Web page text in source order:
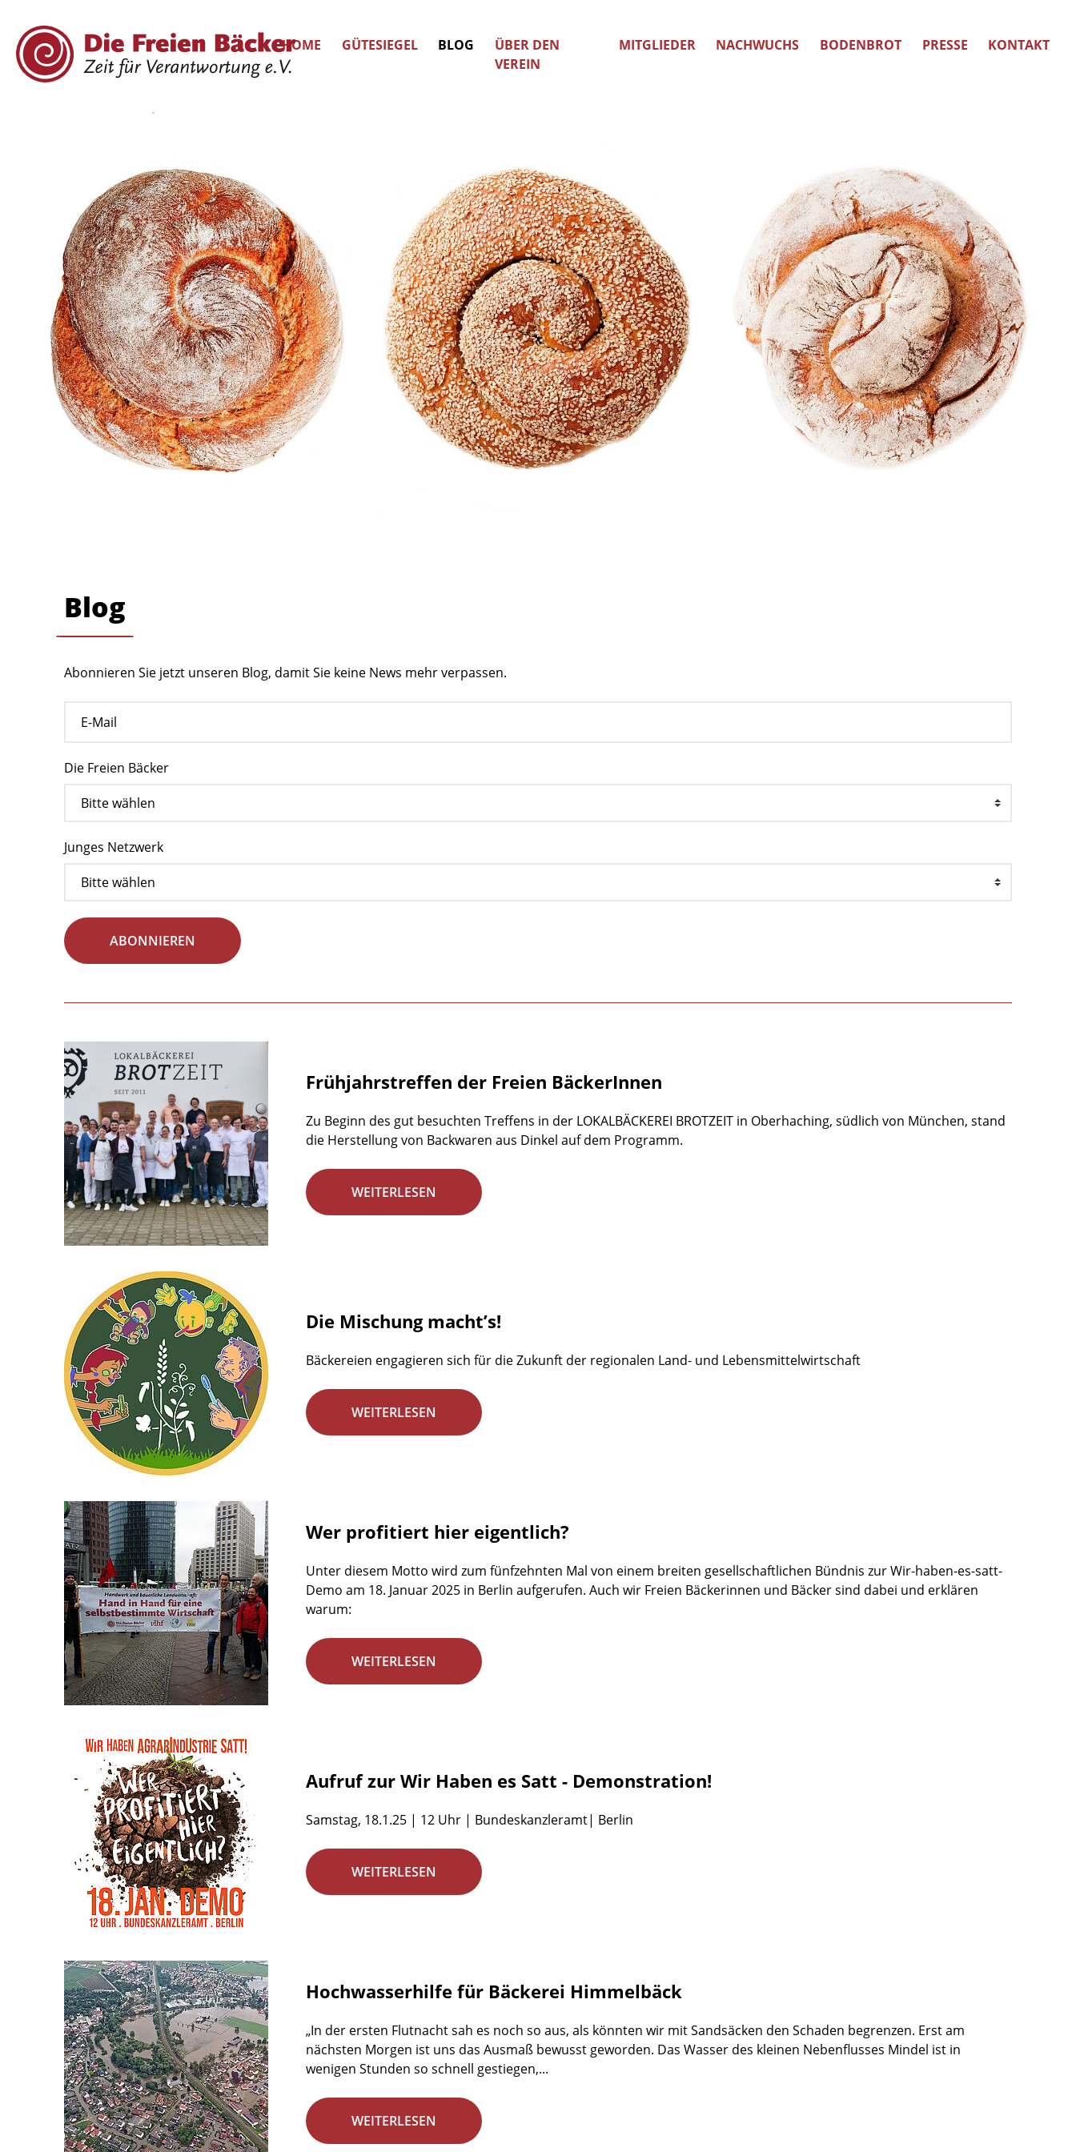
HOME GÜTESIEGEL BLOG
ÜBER DEN
VEREIN
MITGLIEDER NACHWUCHS BODENBROT PRESSE KONTAKT
Blog
Abonnieren Sie jetzt unseren Blog, damit Sie keine News mehr verpassen.
Die Freien Bäcker
Junges Netzwerk
ABONNIEREN
Frühjahrstreffen der Freien BäckerInnen
Zu Beginn des gut besuchten Treffens in der LOKALBÄCKEREI BROTZEIT in Oberhaching, südlich von München, stand
die Herstellung von Backwaren aus Dinkel auf dem Programm.
WEITERLESEN
Die Mischung macht’s!
Bäckereien engagieren sich für die Zukunft der regionalen Land- und Lebensmittelwirtschaft
WEITERLESEN
Wer profitiert hier eigentlich?
Unter diesem Motto wird zum fünfzehnten Mal von einem breiten gesellschaftlichen Bündnis zur Wir-haben-es-satt-
Demo am 18. Januar 2025 in Berlin aufgerufen. Auch wir Freien Bäckerinnen und Bäcker sind dabei und erklären
warum:
WEITERLESEN
Aufruf zur Wir Haben es Satt - Demonstration!
Samstag, 18.1.25 | 12 Uhr | Bundeskanzleramt| Berlin
WEITERLESEN
Hochwasserhilfe für Bäckerei Himmelbäck
„In der ersten Flutnacht sah es noch so aus, als könnten wir mit Sandsäcken den Schaden begrenzen. Erst am
nächsten Morgen ist uns das Ausmaß bewusst geworden. Das Wasser des kleinen Nebenflusses Mindel ist in
wenigen Stunden so schnell gestiegen,...
WEITERLESEN